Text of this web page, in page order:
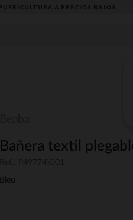
A PRECIOS BAJOS
Bañera textil
Bleu